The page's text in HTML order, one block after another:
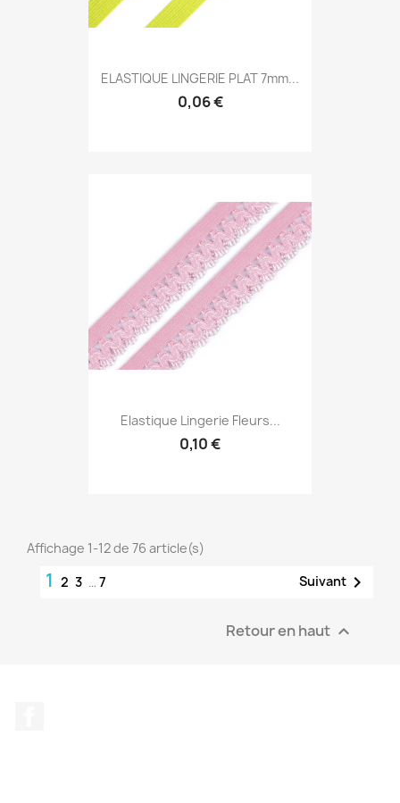
ELASTIQUE LINGERIE PLAT 7mm...
0,06 €
Elastique Lingerie Fleurs...
0,10 €
Affichage 1-12 de 76 article(s)
1 2 3 … 7 Suivant 
Retour en haut 